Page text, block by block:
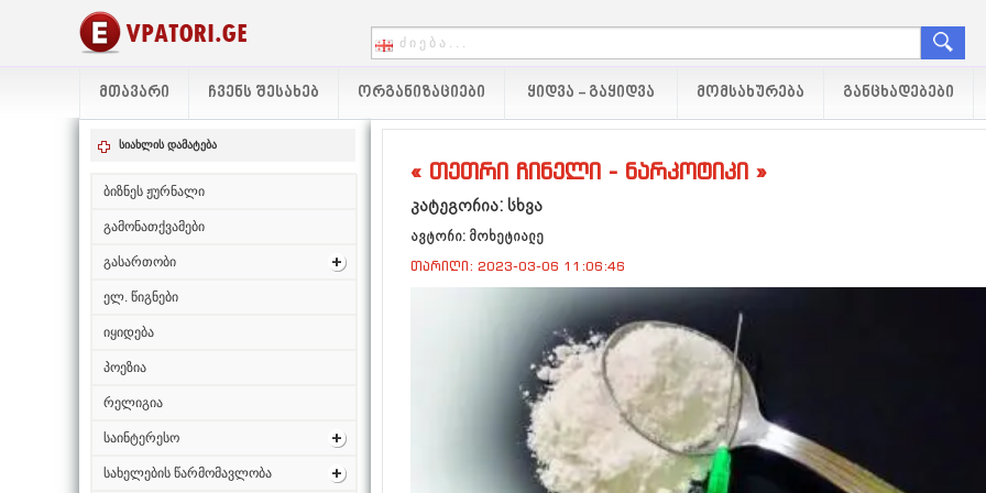
ᲛᲗᲐᲕᲐᲠᲘ ᲩᲕᲔᲜᲡ ᲨᲔᲡᲐᲮᲔᲑ ᲝᲠᲒᲐᲜᲘᲖᲐᲪᲘᲔᲑᲘ ᲧᲘᲓᲕᲐ - ᲒᲐᲧᲘᲓᲕᲐ ᲛᲝᲛᲡᲐᲮᲣᲠᲔᲑᲐ ᲒᲐᲜᲪᲮᲐᲓᲔᲑᲔᲑᲘ
სიახლის დამატება
ბიზნეს ჟურნალი
გამონათქვამები
გასართობი
ელ. წიგნები
იყიდება
პოეზია
რელიგია
საინტერესო
სახელების წარმომავლობა
« თეთრი ჩინელი - ნარკოტიკი »
კატეგორია: სხვა
ავტორი: მოხეტიალე
თარიღი: 2023-03-06 11:06:46